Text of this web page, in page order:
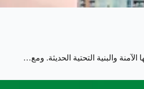
والبنية التحتية الحديثة. ومع…